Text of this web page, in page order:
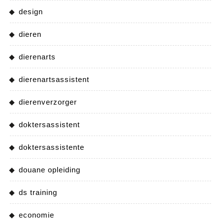
design
dieren
dierenarts
dierenartsassistent
dierenverzorger
doktersassistent
doktersassistente
douane opleiding
ds training
economie